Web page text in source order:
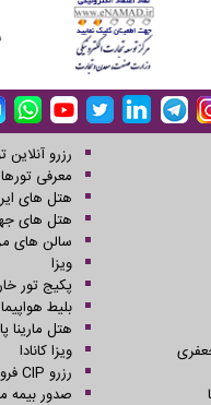
رزرو آنلاین
معرفی تورها
هتل های
هتل های
سالن های
ویزا
پکیج تور
بلیط هواپیما
هتل
ویزا کانادا
رزرو CIP فرودگاهی
صدور بیمه